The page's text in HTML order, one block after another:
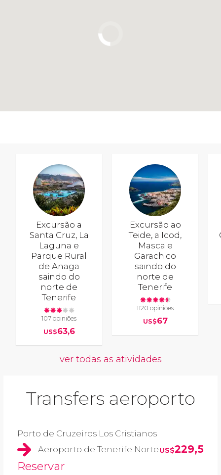
Excursão a
Santa Cruz, La
Laguna e
Parque Rural
de Anaga
saindo do
norte de
Tenerife
107 opiniões
US$63,6
Excursão ao
Teide, a Icod,
Masca e
Garachico
saindo do
norte de
Tenerife
1120 opiniões
US$67
ver todas as atividades
Transfers aeroporto
Porto de Cruzeiros Los Cristianos
Aeroporto de Tenerife NorteUS$229,5
Reservar